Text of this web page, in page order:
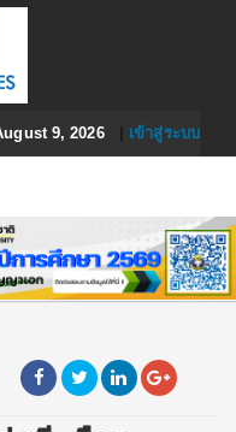
9, 2026| เข้าสู่ระบบ